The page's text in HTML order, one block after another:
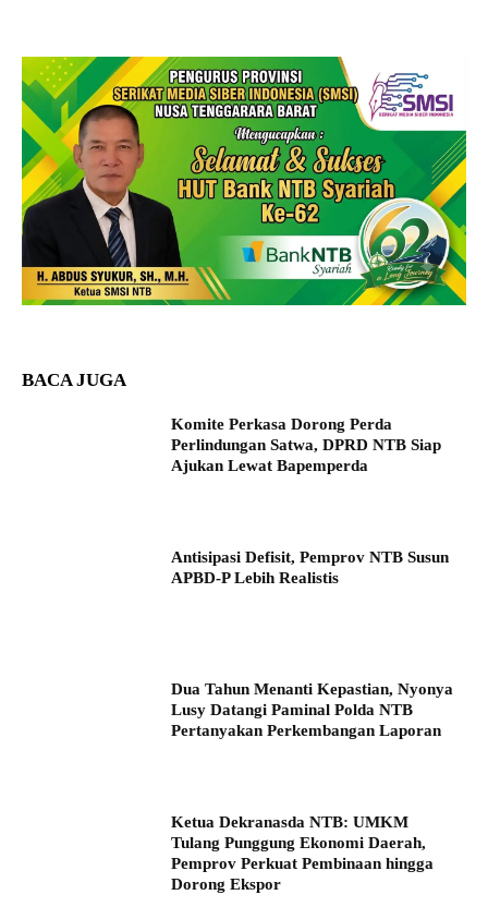
BACA JUGA
Komite Perkasa Dorong Perda
Perlindungan Satwa, DPRD NTB Siap
Ajukan Lewat Bapemperda
Antisipasi Defisit, Pemprov NTB Susun
APBD-P Lebih Realistis
Dua Tahun Menanti Kepastian, Nyonya
Lusy Datangi Paminal Polda NTB
Pertanyakan Perkembangan Laporan
Ketua Dekranasda NTB: UMKM
Tulang Punggung Ekonomi Daerah,
Pemprov Perkuat Pembinaan hingga
Dorong Ekspor